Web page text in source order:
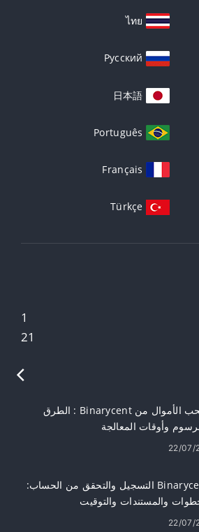
ไทย
Русский
日本語
Português
Français
Türkçe
1
21
سحب الأموال من Binarycent : الطرق
وأوقات المعالجة
22/07/
Binarycent التسجيل والتحقق من الحساب:
والمستندات والتوقيت
22/07/